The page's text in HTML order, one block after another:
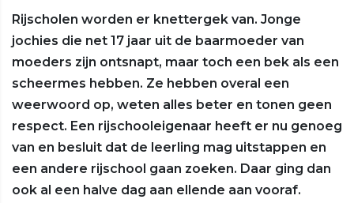
Rijscholen worden er knettergek van. Jonge
jochies die net 17 jaar uit de baarmoeder van
moeders zijn ontsnapt, maar toch een bek als een
scheermes hebben. Ze hebben overal een
weerwoord op, weten alles beter en tonen geen
respect. Een rijschooleigenaar heeft er nu genoeg
van en besluit dat de leerling mag uitstappen en
een andere rijschool gaan zoeken. Daar ging dan
ook al een halve dag aan ellende aan vooraf.